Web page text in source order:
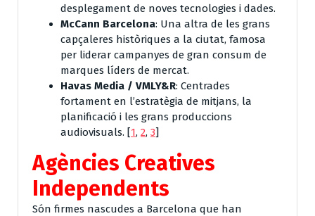
desplegament de noves tecnologies i dades.
McCann Barcelona: Una altra de les grans
capçaleres històriques a la ciutat, famosa
per liderar campanyes de gran consum de
marques líders de mercat.
Havas Media / VMLY&R: Centrades
fortament en l’estratègia de mitjans, la
planificació i les grans produccions
audiovisuals. [1, 2, 3]
Agències Creatives
Independents
Són firmes nascudes a Barcelona que han